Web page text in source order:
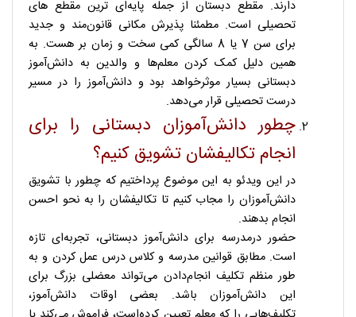
دارند. مقطع دبستان از جمله پایه‌ای ترین مقطع های
تحصیلی است. مطمئنا پذیرش مکانی قانون‌مند و جدید
برای سن 7 یا 8 سالگی کمی سخت و زمان بر هست. به
همین دلیل کمک کردن معلم‌ها و والدین به دانش‌آموز
دبستانی بسیار موثرخواهد بود و دانش‌آموز را در مسیر
درست تحصیلی قرار می‌دهد.
چطور دانش‌آموزان دبستانی را برای
انجام تکالیفشان تشویق کنیم؟
در این ویدئو به این موضوع پرداختیم که چطور با تشویق
دانش‌آموزان را مجاب کنیم تا تکالیفشان را به نحو احسن
انجام بدهند.
حضور درمدرسه برای دانش‌آموز دبستانی، تجربه‌ای تازه
است. مطابق قوانین مدرسه و کلاس درس عمل کردن و به
طور منظم تکلیف انجام‌دادن می‌تواند معضلی بزرگ برای
این دانش‌آموزان باشد. بعضی اوقات دانش‌آموز،